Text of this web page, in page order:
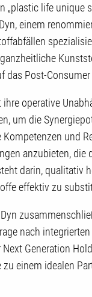
„plastic life unique
einem
das Post-
operative
um die
Kompetenzen und
anzubieten, die
darin, qualitativ
effektiv zu
nach
Next Generation
einem idealen